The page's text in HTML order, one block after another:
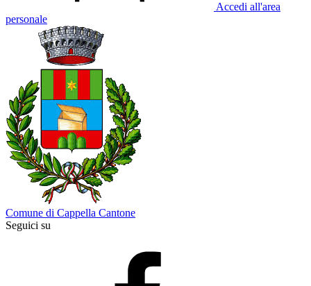
Accedi all'area
personale
Comune di Cappella Cantone
Seguici su